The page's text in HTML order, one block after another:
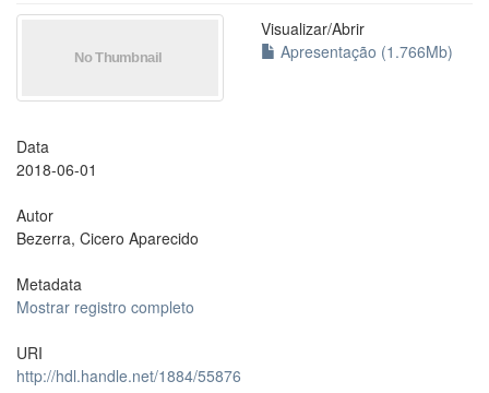
Visualizar/Abrir
Apresentação (1.766Mb)
Data
2018-06-01
Autor
Bezerra, Cicero Aparecido
Metadata
Mostrar registro completo
URI
http://hdl.handle.net/1884/55876